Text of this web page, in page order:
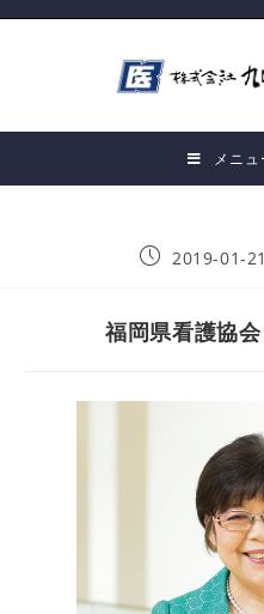
メニュ
2019-01-21
福岡県看護協